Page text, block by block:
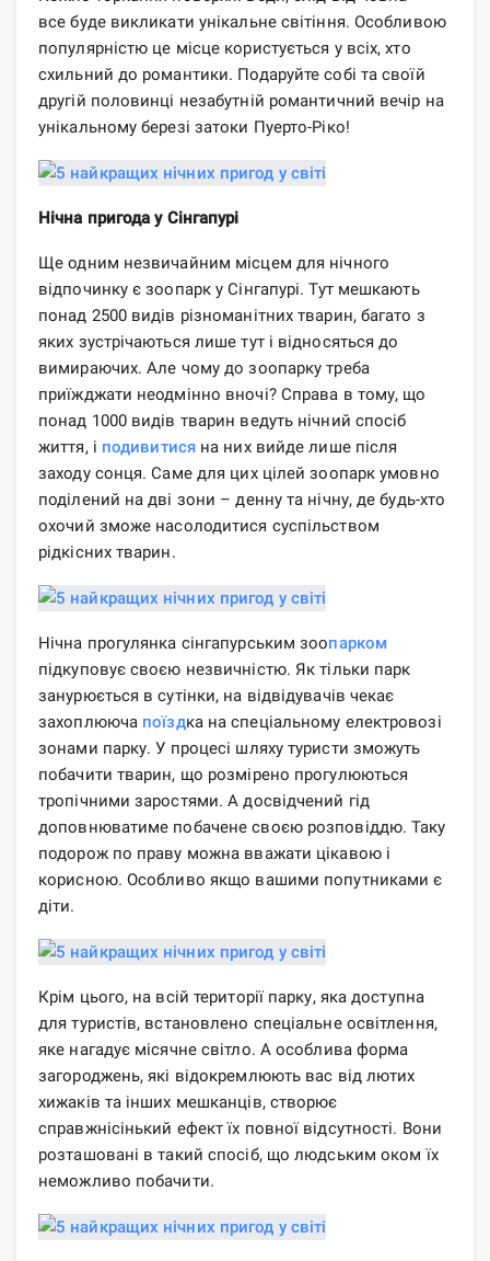
все буде викликати унікальне світіння. Особливою
популярністю це місце користується у всіх, хто
схильний до романтики. Подаруйте собі та своїй
другій половинці незабутній романтичний вечір на
унікальному березі затоки Пуерто-Ріко!
Нічна пригода у Сінгапурі
Ще одним незвичайним місцем для нічного
відпочинку є зоопарк у Сінгапурі. Тут мешкають
понад 2500 видів різноманітних тварин, багато з
яких зустрічаються лише тут і відносяться до
вимираючих. Але чому до зоопарку треба
приїжджати неодмінно вночі? Справа в тому, що
понад 1000 видів тварин ведуть нічний спосіб
життя, і подивитисяна них вийде лише після
заходу сонця. Саме для цих цілей зоопарк умовно
поділений на дві зони – денну та нічну, де будь-хто
охочий зможе насолодитися суспільством
рідкісних тварин.
Нічна прогулянка сінгапурським зоопарком
підкуповує своєю незвичністю. Як тільки парк
занурюється в сутінки, на відвідувачів чекає
захоплююча поїздка на спеціальному електровозі
зонами парку. У процесі шляху туристи зможуть
побачити тварин, що розмірено прогулюються
тропічними заростями. А досвідчений гід
доповнюватиме побачене своєю розповіддю. Таку
подорож по праву можна вважати цікавою і
корисною. Особливо якщо вашими попутниками є
діти.
Крім цього, на всій території парку, яка доступна
для туристів, встановлено спеціальне освітлення,
яке нагадує місячне світло. А особлива форма
загороджень, які відокремлюють вас від лютих
хижаків та інших мешканців, створює
справжнісінький ефект їх повної відсутності. Вони
розташовані в такий спосіб, що людським оком їх
неможливо побачити.